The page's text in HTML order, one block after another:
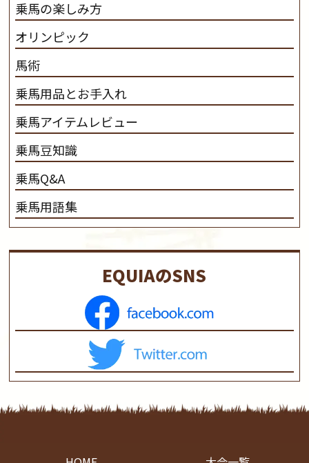
乗馬の楽しみ方
オリンピック
馬術
乗馬用品とお手入れ
乗馬アイテムレビュー
乗馬豆知識
乗馬Q&A
乗馬用語集
EQUIAのSNS